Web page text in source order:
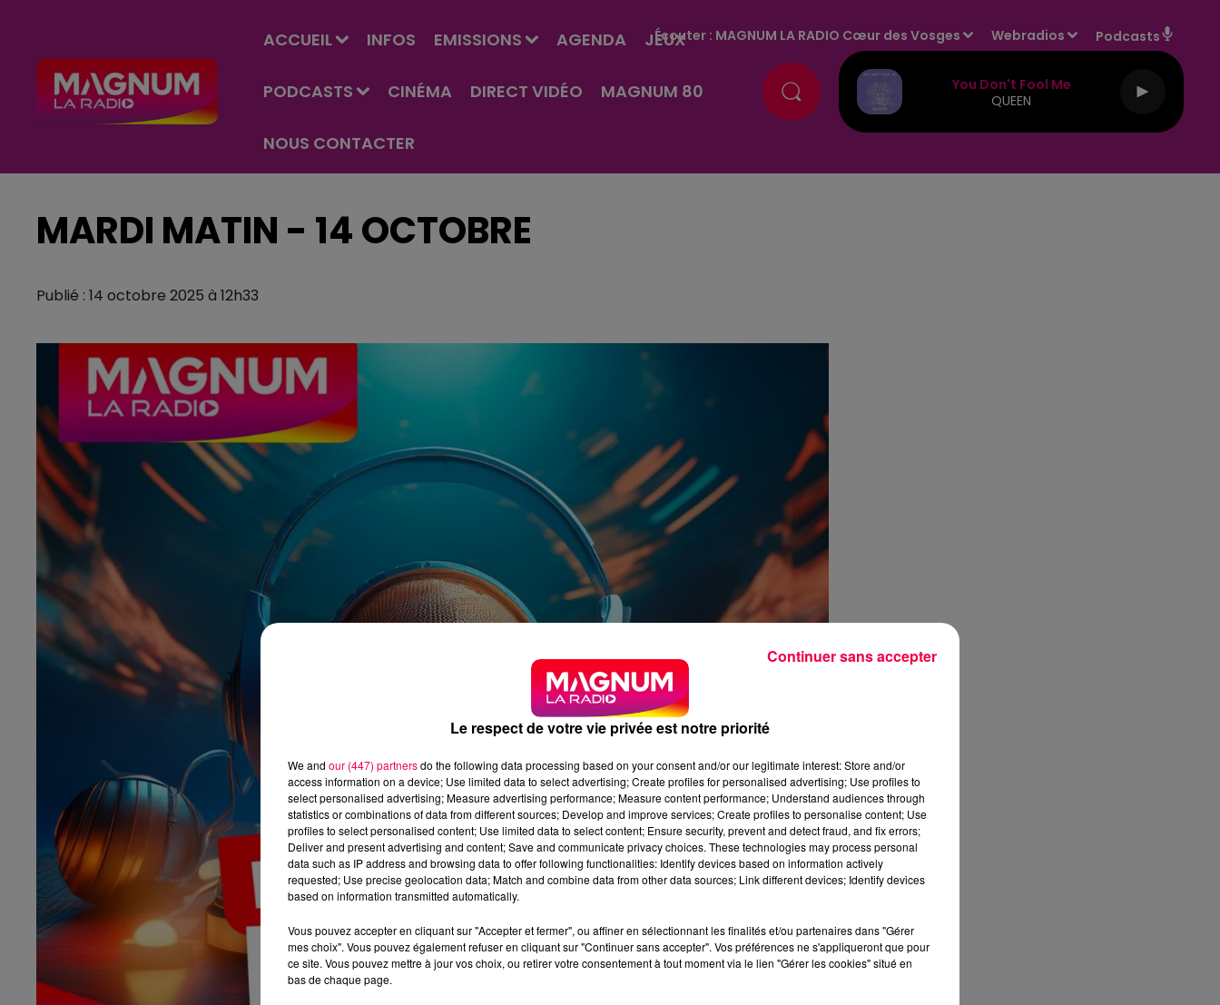
ACCUEIL INFOS EMISSIONS AGENDA JEUX
PODCASTS CINÉMA DIRECT VIDÉO MAGNUM 80
NOUS CONTACTER
Écouter : MAGNUM LA RADIO Cœur des Vosges Webradios Podcasts
You Don't Fool Me
QUEEN
MARDI MATIN - 14 OCTOBRE
Publié : 14 octobre 2025 à 12h33
Le respect de votre vie privée est notre priorité
We and our (447) partnersdo the following data processing based on your consent and/or our legitimate interest: Store and/or
access information on a device; Use limited data to select advertising; Create profiles for personalised advertising; Use profiles to
select personalised advertising; Measure advertising performance; Measure content performance; Understand audiences through
statistics or combinations of data from different sources; Develop and improve services; Create profiles to personalise content; Use
profiles to select personalised content; Use limited data to select content; Ensure security, prevent and detect fraud, and fix errors;
Deliver and present advertising and content; Save and communicate privacy choices. These technologies may process personal
data such as IP address and browsing data to offer following functionalities: Identify devices based on information actively
requested; Use precise geolocation data; Match and combine data from other data sources; Link different devices; Identify devices
based on information transmitted automatically.
Vous pouvez accepter en cliquant sur "Accepter et fermer", ou affiner en sélectionnant les finalités et/ou partenaires dans "Gérer
mes choix". Vous pouvez également refuser en cliquant sur "Continuer sans accepter". Vos préférences ne s'appliqueront que pour
ce site. Vous pouvez mettre à jour vos choix, ou retirer votre consentement à tout moment via le lien "Gérer les cookies" situé en
bas de chaque page.
Continuer sans accepter